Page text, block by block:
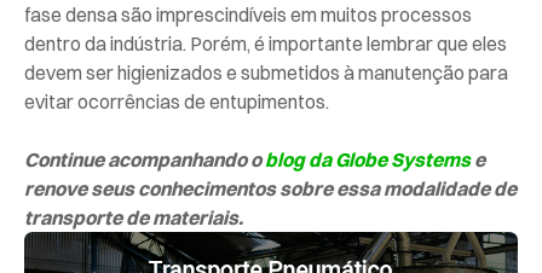
fase densa são imprescindíveis em muitos processos
dentro da indústria. Porém, é importante lembrar que eles
devem ser higienizados e submetidos à manutenção para
evitar ocorrências de entupimentos.
Continue acompanhando oblog da Globe Systemse
renove seus conhecimentos sobre essa modalidade de
transporte de materiais.